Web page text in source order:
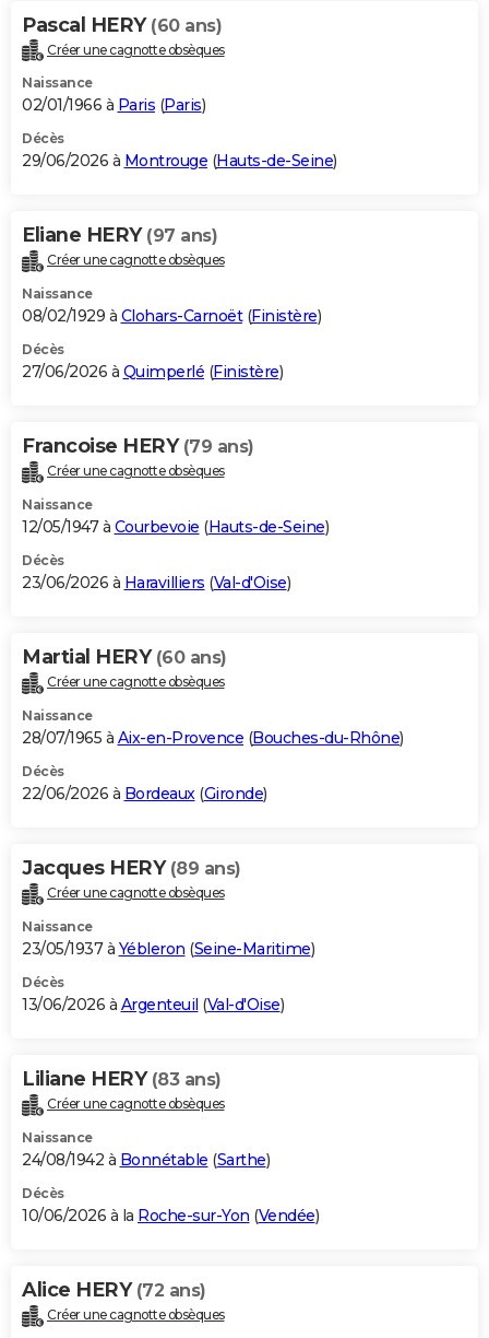
Pascal HERY (60 ans)
Créer une cagnotte obsèques
Naissance
02/01/1966 à Paris (Paris)
Décès
29/06/2026 à Montrouge (Hauts-de-Seine)
Eliane HERY (97 ans)
Créer une cagnotte obsèques
Naissance
08/02/1929 à Clohars-Carnoët(Finistère)
Décès
27/06/2026 à Quimperlé (Finistère)
Francoise HERY (79 ans)
Créer une cagnotte obsèques
Naissance
12/05/1947 à Courbevoie (Hauts-de-Seine)
Décès
23/06/2026 à Haravilliers (Val-d'Oise)
Martial HERY (60 ans)
Créer une cagnotte obsèques
Naissance
28/07/1965 à Aix-en-Provence (Bouches-du-Rhône)
Décès
22/06/2026 à Bordeaux(Gironde)
Jacques HERY (89 ans)
Créer une cagnotte obsèques
Naissance
23/05/1937 à Yébleron (Seine-Maritime)
Décès
13/06/2026 à Argenteuil (Val-d'Oise)
Liliane HERY (83 ans)
Créer une cagnotte obsèques
Naissance
24/08/1942 à Bonnétable (Sarthe)
Décès
10/06/2026 à la Roche-sur-Yon (Vendée)
Alice HERY (72 ans)
Créer une cagnotte obsèques